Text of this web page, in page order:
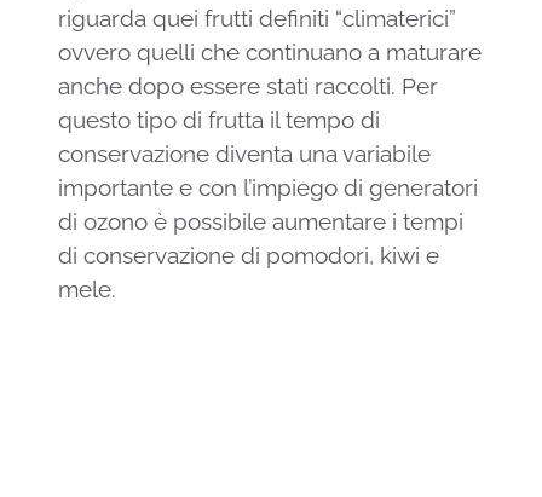
riguarda quei frutti definiti “climaterici”
ovvero quelli che continuano a maturare
anche dopo essere stati raccolti. Per
questo tipo di frutta il tempo di
conservazione diventa una variabile
importante e con l’impiego di generatori
di ozono è possibile aumentare i tempi
di conservazione di pomodori, kiwi e
mele.